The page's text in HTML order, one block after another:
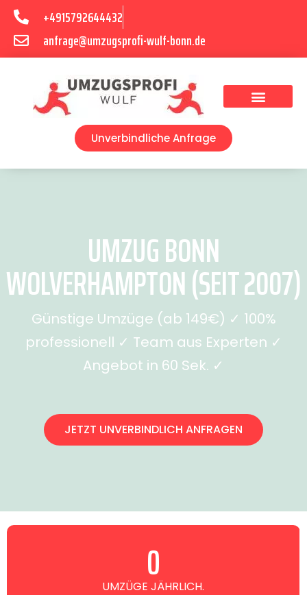
+4915792644432
anfrage@umzugsprofi-wulf-bonn.de
Unverbindliche Anfrage
UMZUG BONN
WOLVERHAMPTON (SEIT 2007)
Günstige Umzüge (ab 149€) ✓ 100%
professionell ✓ Team aus Experten ✓
Angebot in 60 Sek. ✓
JETZT UNVERBINDLICH ANFRAGEN
UMZÜGE JÄHRLICH.
0